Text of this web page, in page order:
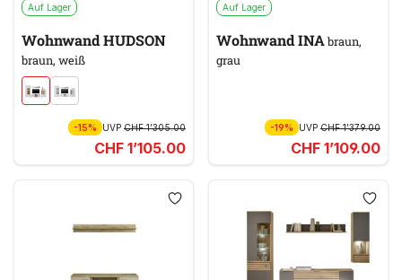
Auf Lager
Wohnwand HUDSON
braun, weiß
-15% UVP CHF 1’305.00
CHF 1’105.00
Auf Lager
Wohnwand INAbraun,
grau
-19% UVPCHF 1’379.00
CHF 1’109.00